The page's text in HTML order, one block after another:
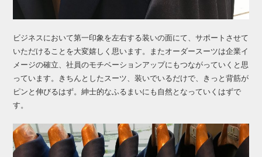
ビジネスにおいて第一印象を左右する装いの面にて、サポートさせて
いただけることを大変嬉しく思います。またオーダースーツは企業イ
メージの確立、社員のモチベーションアップにもつながっていくと思
っています。きちんとしたスーツ、装いでいるだけで、きっと背筋が
ピンと伸びるはず。紳士的なふるまいにも自然となっていくはずで
す。